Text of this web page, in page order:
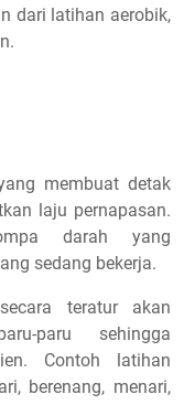
dari latihan aerobik,
membuat detak
laju pernapasan.
darah yang
sedang bekerja.
teratur akan
paru sehingga
Contoh latihan
berenang, menari,